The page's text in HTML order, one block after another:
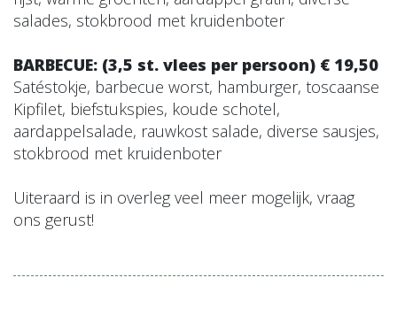
salades, stokbrood met kruidenboter
BARBECUE: (3,5 st. vlees per persoon) € 19,50
Satéstokje, barbecue worst, hamburger, toscaanse
Kipfilet, biefstukspies, koude schotel,
aardappelsalade, rauwkost salade, diverse sausjes,
stokbrood met kruidenboter
Uiteraard is in overleg veel meer mogelijk, vraag
ons gerust!